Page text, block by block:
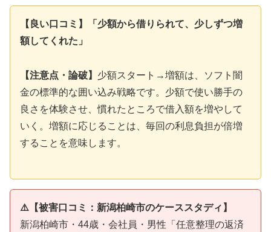
【良い口コミ】「少額から借りられて、少しずつ増
額してくれた」
【注意点・論破】 少額スタート→増額は、ソフト闇
金の標準的な囲い込み戦略です。少額で使い勝手の
良さを体験させ、慣れたところで借入額を増やして
いく。増額に応じることは、毎回の利息負担が倍増
することを意味します。
⚠️【被害口コミ：新潟柏崎市のケーススタディ】
新潟柏崎市・44歳・会社員・男性「任意整理の返済